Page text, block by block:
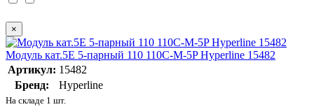
×
Модуль кат.5E 5-парный 110 110C-M-5P Hyperline 15482
Артикул: 15482
Бренд:
Hyperline
На складе 1 шт.